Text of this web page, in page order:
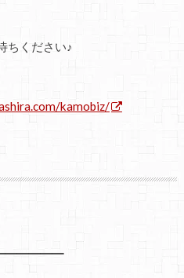
ちください♪
kamobiz/